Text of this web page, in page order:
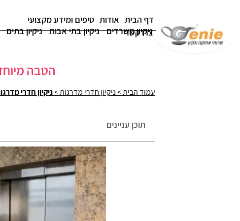
דף הבית אודות טיפים ומידע מקצועי
צרו קשר
ניקיון משרדים ניקיון בתי אבות ניקיון בתים
הטבה מיוחדת
עמוד הבית>ניקיון חדרי מדרגות>ניקיון חדרי
תוכן עניינים